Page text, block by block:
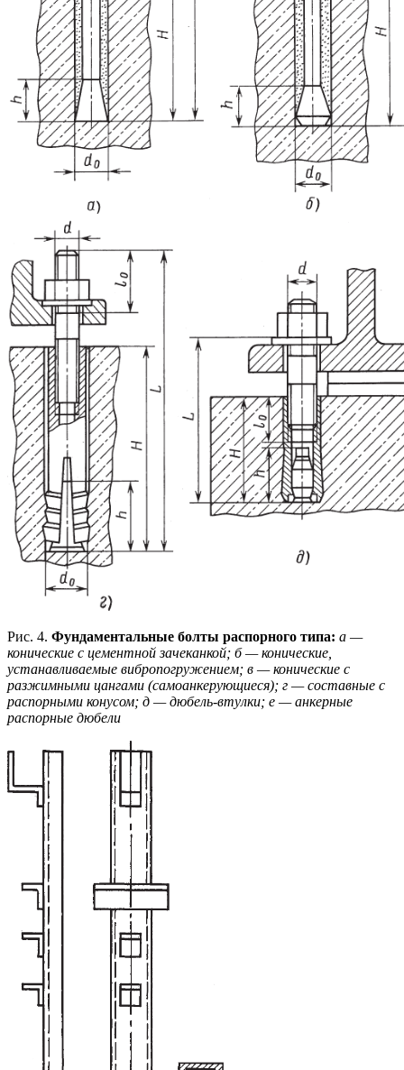
Рис. 4. Фундаментальные болты распорного типа: а —
конические с цементной зачеканкой; б — конические,
устанавливаемые вибропогружением; в — конические с
разжимными цангами (самоанкерующиеся); г — составные с
распорными конусом; д — дюбель-втулки; е — анкерные
распорные дюбели